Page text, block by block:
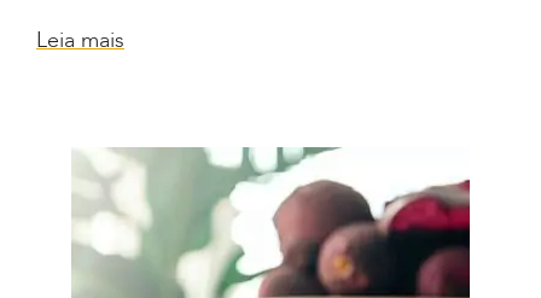
Leia mais